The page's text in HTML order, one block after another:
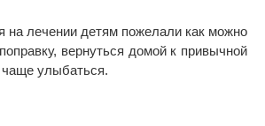
на лечении детям пожелали как можно
вернуться домой к привычной
улыбаться.